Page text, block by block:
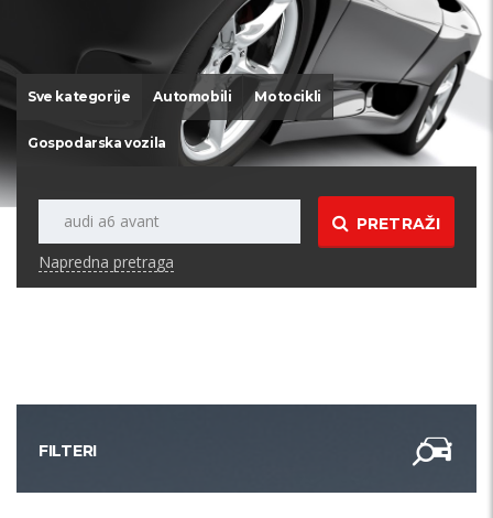
Sve kategorije Automobili Motocikli
Gospodarska vozila
PRETRAŽI
Napredna pretraga
FILTERI